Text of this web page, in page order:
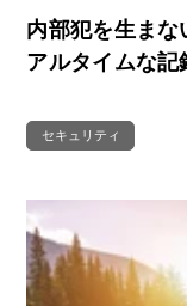
内部犯を生ま
アルタイムな記
セキュリティ